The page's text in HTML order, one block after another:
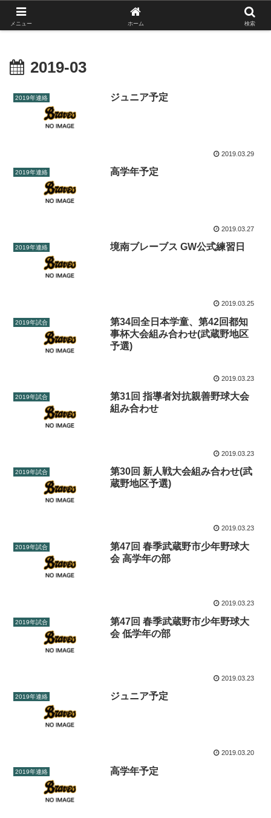
がんばれ！フルスイング！境南ブレーブス！
2019-03
2019年連絡 ジュニア予定
2019.03.29
2019年連絡 高学年予定
2019.03.27
2019年連絡 境南ブレーブス GW公式練習日
2019.03.25
2019年試合
第34回全日本学童、第42回都知
事杯大会組み合わせ(武蔵野地区
予選)
2019.03.23
2019年試合
第31回 指導者対抗親善野球大会
組み合わせ
2019.03.23
2019年試合
第30回 新人戦大会組み合わせ(武
蔵野地区予選)
2019.03.23
2019年試合
第47回 春季武蔵野市少年野球大
会 高学年の部
2019.03.23
2019年試合
第47回 春季武蔵野市少年野球大
会 低学年の部
2019.03.23
2019年連絡 ジュニア予定
2019.03.20
2019年連絡 高学年予定
メニュー ホーム 検索